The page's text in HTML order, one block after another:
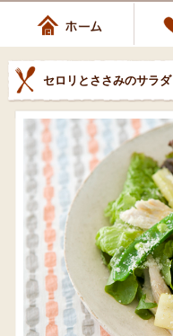
セロリとささみのサラダ